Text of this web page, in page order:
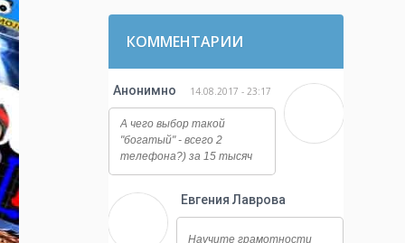
КОММЕНТАРИИ
Анонимно 14.08.2017 - 23:17
А чего выбор такой
"богатый" - всего 2
телефона?) за 15 тысяч
деревянных я бы лучше
хороший аппарат. Он и
работает ничуть не хуже,
и камера у него огонь,
Евгения Лаврова
10.08.2017 - 12:08
Научите грамотности